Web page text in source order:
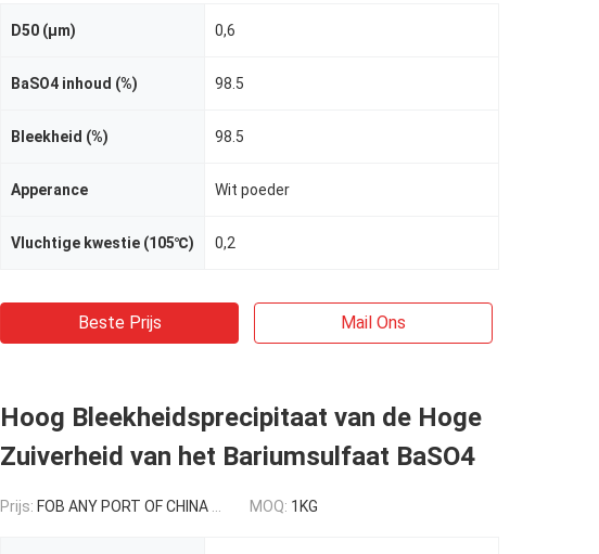
D50 (μm) 0,6
BaSO4 inhoud (%) 98.5
Bleekheid (%) 98.5
Apperance Wit poeder
Vluchtige kwestie (105℃) 0,2
Beste Prijs Mail Ons
Hoog Bleekheidsprecipitaat van de Hoge
Zuiverheid van het Bariumsulfaat BaSO4
Prijs: FOB ANY PORT OF CHINA USD 0.3-0.9/kg MOQ: 1KG